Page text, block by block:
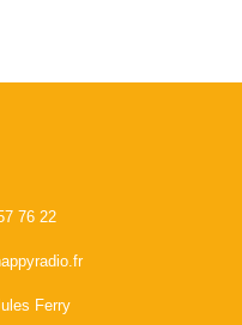
76 22
Ferry